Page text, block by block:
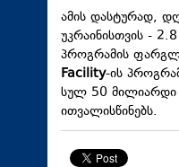
ამის დასტურად,
უკრაინისთვის -
პროგრამის
Facility-ის
სულ 50 მილიარდი
ითვალისწინებს.